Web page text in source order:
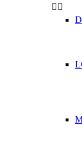
 